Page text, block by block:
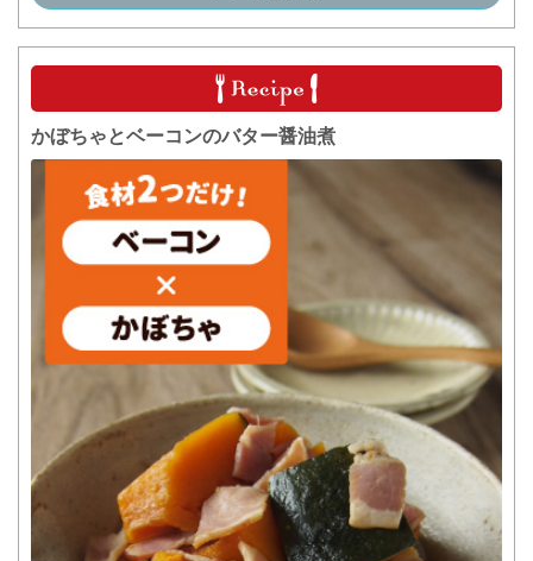
かぼちゃとベーコンのバター醤油煮